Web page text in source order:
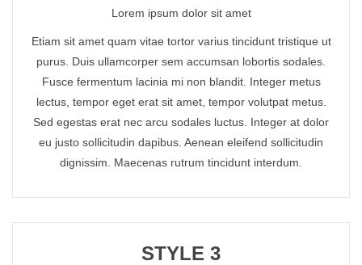
Lorem ipsum dolor sit amet
Etiam sit amet quam vitae tortor varius tincidunt tristique ut
purus. Duis ullamcorper sem accumsan lobortis sodales.
Fusce fermentum lacinia mi non blandit. Integer metus
lectus, tempor eget erat sit amet, tempor volutpat metus.
Sed egestas erat nec arcu sodales luctus. Integer at dolor
eu justo sollicitudin dapibus. Aenean eleifend sollicitudin
dignissim. Maecenas rutrum tincidunt interdum.
STYLE 3